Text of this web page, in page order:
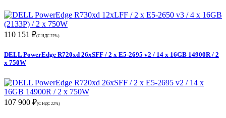
110 151 ₽(С НДС 22%)
DELL PowerEdge R720xd 26xSFF / 2 x E5-2695 v2 / 14 x 16GB 14900R / 2
x 750W
107 900 ₽(С НДС 22%)